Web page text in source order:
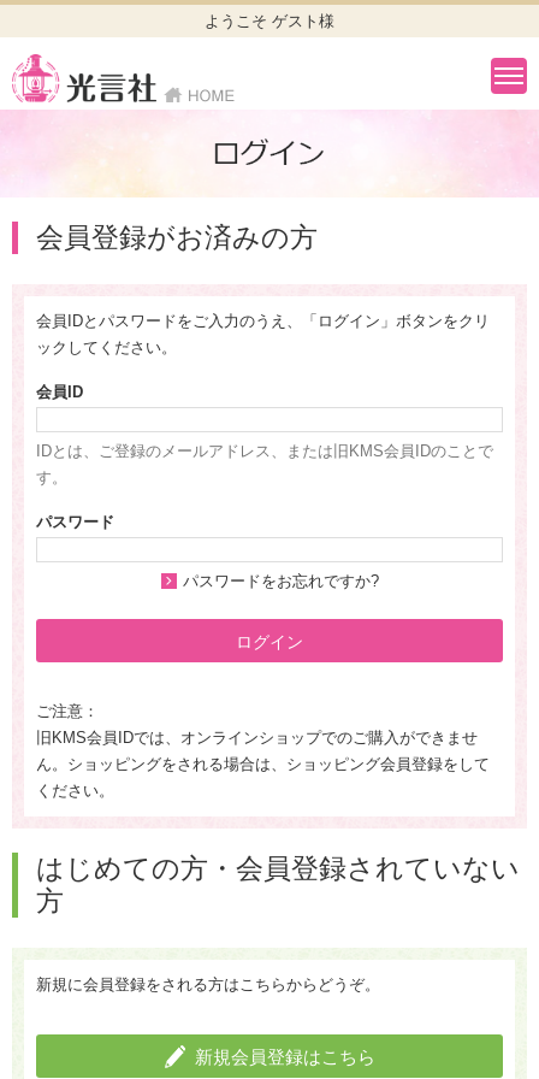
ようこそ ゲスト様
会員登録がお済みの方
会員IDとパスワードをご入力のうえ、「ログイン」ボタンをクリ
ックしてください。
会員ID
IDとは、ご登録のメールアドレス、または旧KMS会員IDのことで
す。
パスワード
パスワードをお忘れですか?
ログイン
ご注意：
旧KMS会員IDでは、オンラインショップでのご購入ができませ
ん。ショッピングをされる場合は、ショッピング会員登録をして
ください。
はじめての方・会員登録されていない
方
新規に会員登録をされる方はこちらからどうぞ。
新規会員登録はこちら